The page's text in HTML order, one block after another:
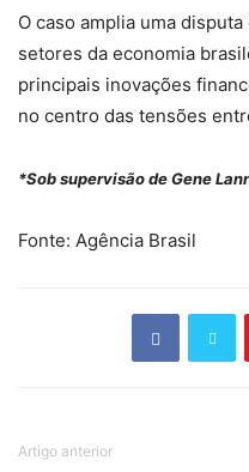
O caso amplia uma
setores da economia
principais inovações
no centro das tensões
*Sob supervisão de Gene
Fonte: Agência Brasil
Artigo anterior